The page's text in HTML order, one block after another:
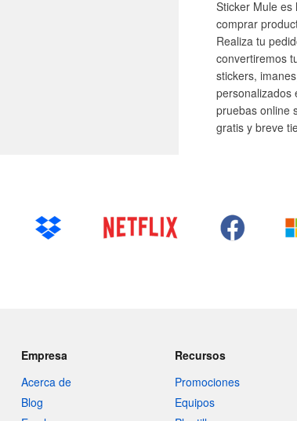
Sticker Mule
comprar
Realiza tu
convertiremos
stickers,
personalizados
pruebas online
gratis y breve
Empresa
Acerca de
Blog
Recursos
Promociones
Equipos